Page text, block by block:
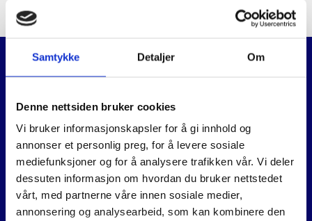
Samtykke Detaljer Om
Denne nettsiden bruker cookies
Vi bruker informasjonskapsler for å gi innhold og
annonser et personlig preg, for å levere sosiale
mediefunksjoner og for å analysere trafikken vår. Vi deler
dessuten informasjon om hvordan du bruker nettstedet
vårt, med partnerne våre innen sosiale medier,
annonsering og analysearbeid, som kan kombinere den